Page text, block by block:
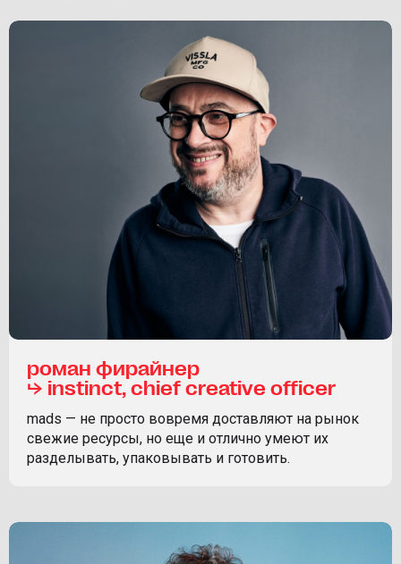
роман фирайнер
⮡ instinct, chief creative officer
mads — не просто вовремя доставляют на рынок
свежие ресурсы, но еще и отлично умеют их
разделывать, упаковывать и готовить.